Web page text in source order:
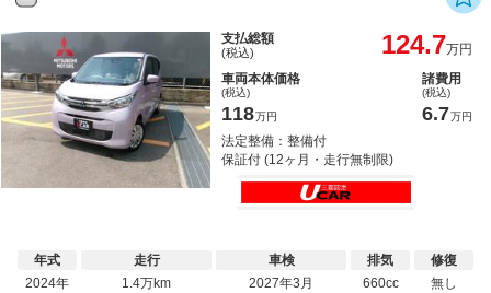
支払総額
(税込) 124.7万円
車両本体価格
(税込)
118万円
諸費用
(税込)
6.7万円
法定整備：整備付
保証付 (12ヶ月・走行無制限)
年式
2024年
走行
1.4万km
車検
2027年3月
排気
660cc
修復
無し